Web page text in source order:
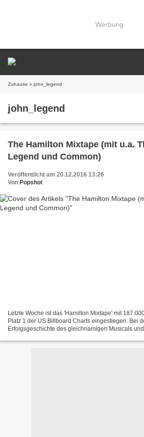
Werbung
Zuhause » john_legend
john_legend
The Hamilton Mixtape (mit u.a.
Legend und Common)
Veröffentlicht am 20.12.2016 13:26
Von Popshot
Letzte Woche ist das 'Hamilton Mixtape' mit
Platz 1 der US Billboard Charts eingestiegen. Bei
Erfolgsgeschichte des gleichnamigen Musicals